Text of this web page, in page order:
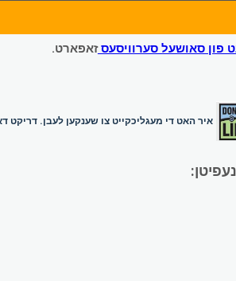
פון סאושעל סערוויסעסזאפארט.
איר האט די מעגליכקייט צו שענקען לעבן. דריקט